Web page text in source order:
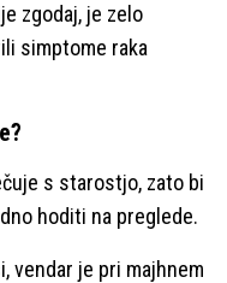
zgodaj, je zelo
simptome raka
s starostjo, zato bi
hoditi na preglede.
vendar je pri majhnem